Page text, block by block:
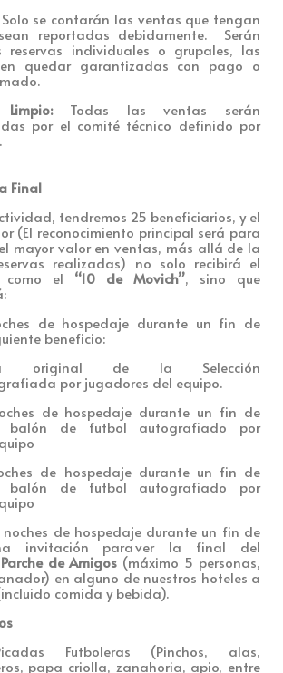
se contarán las ventas que tengan
reportadas debidamente. Serán
individuales o grupales, las
quedar garantizadas con pago o
Todas las ventas serán
por el comité técnico definido por
Final
tendremos 25 beneficiarios, y el
(El reconocimiento principal será para
mayor valor en ventas, más allá de la
realizadas) no solo recibirá el
como el “10 de Movich”, sino que
de hospedaje durante un fin de
beneficio:
original de la Selección
por jugadores del equipo.
de hospedaje durante un fin de
balón de futbol autografiado por
de hospedaje durante un fin de
balón de futbol autografiado por
noches de hospedaje durante un fin de
invitación para ver la final del
Parche de Amigos (máximo 5 personas,
en alguno de nuestros hoteles a
comida y bebida).
Futboleras (Pinchos, alas,
papa criolla, zanahoria, apio, entre